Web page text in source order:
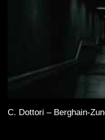
C. Dottori – Berghain-